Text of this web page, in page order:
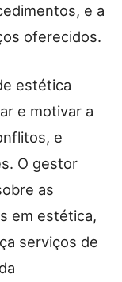
e a
oferecidos.
estética
e motivar a
e
O gestor
as
em estética,
serviços de